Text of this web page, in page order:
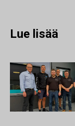
Lue lisää